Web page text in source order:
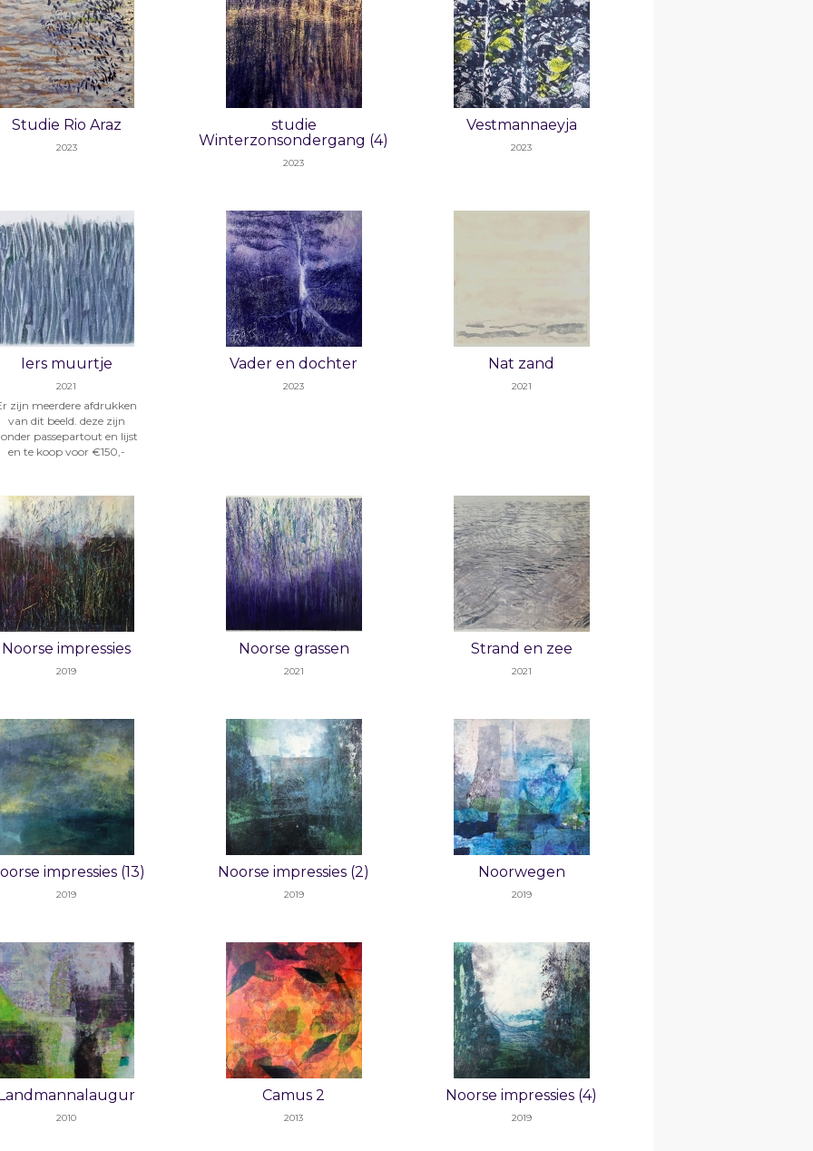
Studie Rio Araz
2023
studie
Winterzonsondergang (4)
2023
Vestmannaeyja
2023
Iers muurtje
2021
zijn meerdere afdrukken
van dit beeld. deze zijn
passepartout en lijst
en te koop voor €150,-
Vader en dochter
2023
Nat zand
2021
Noorse impressies
2019
Noorse grassen
2021
Strand en zee
2021
impressies (13)
2019
Noorse impressies (2)
2019
Noorwegen
2019
2010
Camus 2
2013
Noorse impressies (4)
2019